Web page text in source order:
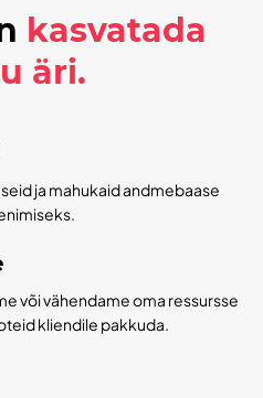
kasvatada
äri.
ja mahukaid andmebaase
või vähendame oma ressursse
kliendile pakkuda.